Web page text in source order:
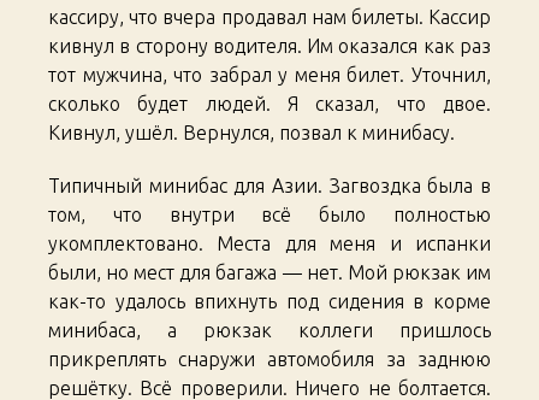
кассиру, что вчера продавал нам билеты. Кассир
кивнул в сторону водителя. Им оказался как раз
тот мужчина, что забрал у меня билет. Уточнил,
сколько будет людей. Я сказал, что двое.
Кивнул, ушёл. Вернулся, позвал к минибасу.
Типичный минибас для Азии. Загвоздка была в
том, что внутри всё было полностью
укомплектовано. Места для меня и испанки
были, но мест для багажа — нет. Мой рюкзак им
как-то удалось впихнуть под сидения в корме
минибаса, а рюкзак коллеги пришлось
прикреплять снаружи автомобиля за заднюю
решётку. Всё проверили. Ничего не болтается.